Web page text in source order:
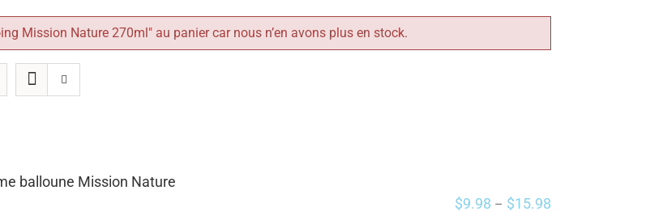
Mission Nature 270ml" au panier car nous n’en avons plus en stock.
balloune Mission Nature
$9.98 – $15.98